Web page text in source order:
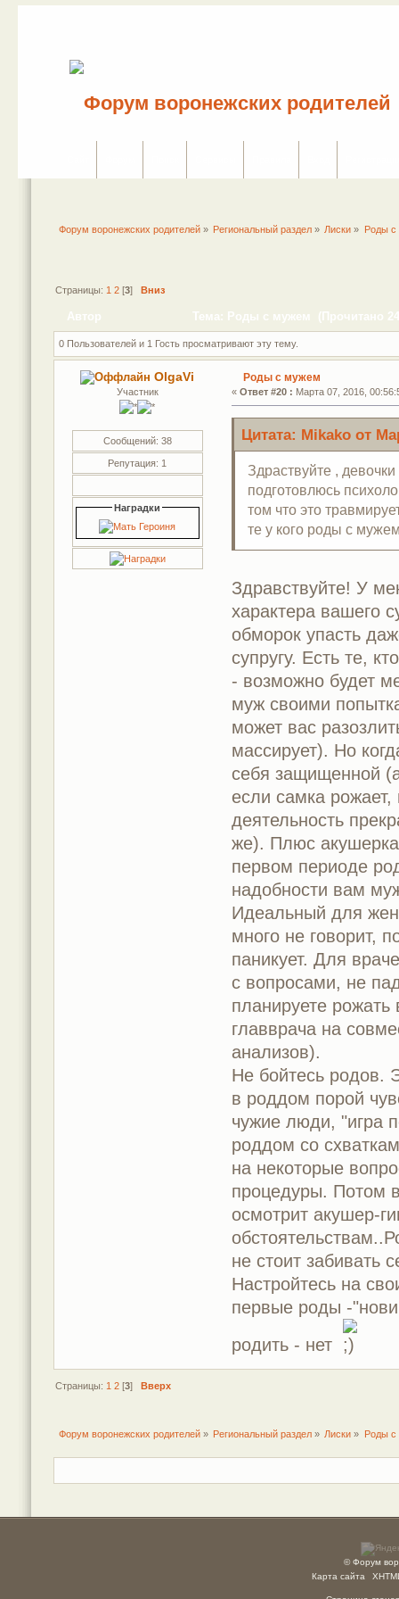
Форум воронежских родителей» Региональный раздел » Лиски » Роды
Страницы: 1 2[3] Вниз
Автор Тема: Роды с мужем (Прочитано
0 Пользователей и 1 Гость просматривают эту тему.
OlgaVi
Участник
Сообщений: 38
Репутация: 1
Наградки
Роды с мужем
«Ответ #20 : Марта 07, 2016,
Цитата: Mikako от
Здраствуйте ,
подготовлюсь
том что это
те у кого роды с
Здравствуйте! У
характера вашего
обморок упасть
супругу. Есть те,
- возможно будет
муж своими
может вас
массирует). Но
себя защищенной
если самка рожает,
деятельность
же). Плюс
первом периоде
надобности вам
Идеальный для
много не говорит,
паникует. Для
с вопросами, не
планируете
главврача на
анализов).
Не бойтесь родов.
в роддом порой
чужие люди, "игра
роддом со
на некоторые
процедуры. Потом
осмотрит акушер-
не стоит забивать
Настройтесь на
первые роды -
родить - нет
Страницы: 1 2[3] Вверх
Форум воронежских родителей» Региональный раздел » Лиски » Роды
© Форум
Карта сайта